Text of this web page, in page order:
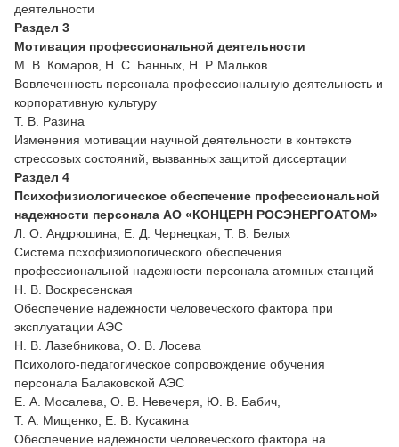
деятельности
Раздел 3
Мотивация профессиональной деятельности
М. В. Комаров, Н. С. Банных, Н. Р. Мальков
Вовлеченность персонала профессиональную деятельность и
корпоративную культуру
Т. В. Разина
Изменения мотивации научной деятельности в контексте
стрессовых состояний, вызванных защитой диссертации
Раздел 4
Психофизиологическое обеспечение профессиональной
надежности персонала АО «КОНЦЕРН РОСЭНЕРГОАТОМ»
Л. О. Андрюшина, Е. Д. Чернецкая, Т. В. Белых
Система псхофизиологического обеспечения
профессиональной надежности персонала атомных станций
Н. В. Воскресенская
Обеспечение надежности человеческого фактора при
эксплуатации АЭС
Н. В. Лазебникова, О. В. Лосева
Психолого-педагогическое сопровождение обучения
персонала Балаковской АЭС
Е. А. Мосалева, О. В. Невечеря, Ю. В. Бабич,
Т. А. Мищенко, Е. В. Кусакина
Обеспечение надежности человеческого фактора на